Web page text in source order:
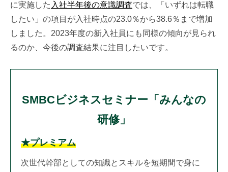
に実施した 入社半年後の意識調査では、「いずれは転職
したい」の項目が入社時点の23.0％から38.6％まで増加
しました。2023年度の新入社員にも同様の傾向が見られ
るのか、今後の調査結果に注目したいです。
SMBCビジネスセミナー「みんなの
研修」
★プレミアム
次世代幹部としての知識とスキルを短期間で身に